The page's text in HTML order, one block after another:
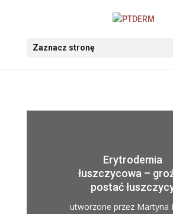
Zaznacz stronę
Erytrodemia
łuszczycowa –
postać
utworzone przez Martyna